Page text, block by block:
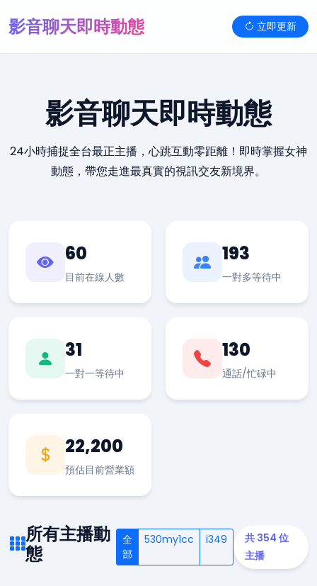
影音聊天即時動態 立即更新
影音聊天即時動態
24小時捕捉全台最正主播，心跳互動零距離！即時掌握女神
動態，帶您走進最真實的視訊交友新境界。
60
目前在線人數
193
一對多等待中
31
一對一等待中
130
通話/忙碌中
22,200
預估目前營業額
所有主播動
態
全
部
530my1cc i349
共 354 位
主播